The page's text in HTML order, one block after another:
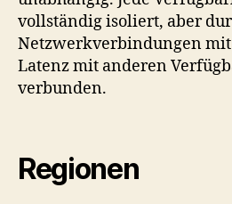
vollständig isoliert, aber
Netzwerkverbindungen
Latenz mit anderen
verbunden.
Regionen